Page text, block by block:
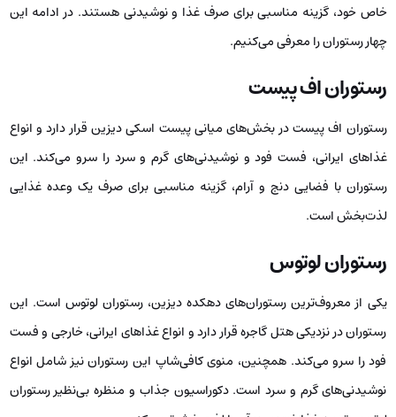
خاص خود، گزینه مناسبی برای صرف غذا و نوشیدنی هستند. در ادامه این
چهار رستوران را معرفی می‌کنیم.
رستوران اف پیست
رستوران اف پیست در بخش‌های میانی پیست اسکی دیزین قرار دارد و انواع
غذاهای ایرانی، فست فود و نوشیدنی‌های گرم و سرد را سرو می‌کند. این
رستوران با فضایی دنج و آرام، گزینه مناسبی برای صرف یک وعده غذایی
لذت‌بخش است.
رستوران لوتوس
یکی از معروف‌ترین رستوران‌های دهکده دیزین، رستوران لوتوس است. این
رستوران در نزدیکی هتل گاجره قرار دارد و انواع غذاهای ایرانی، خارجی و فست
فود را سرو می‌کند. همچنین، منوی کافی‌شاپ این رستوران نیز شامل انواع
نوشیدنی‌های گرم و سرد است. دکوراسیون جذاب و منظره بی‌نظیر رستوران